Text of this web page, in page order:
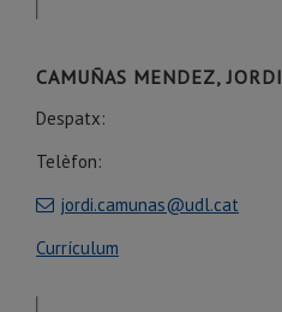
CAMUÑAS MENDEZ, JORDI
Despatx:
Telèfon:
jordi.camunas@udl.cat
Currículum